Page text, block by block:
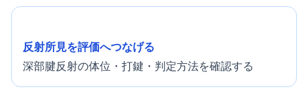
反射所見を評価へつなげる
深部腱反射の体位・打鍵・判定方法を確認する